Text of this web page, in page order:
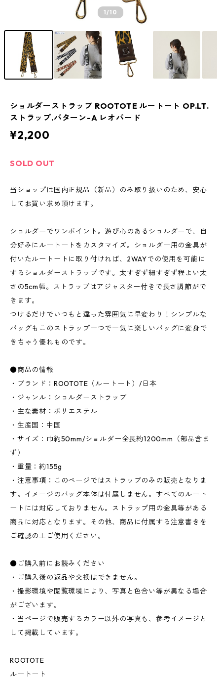
1/10
ショルダーストラップ ROOTOTE ルートート OP.LT.
ストラップ.パターン-A レオパード
¥2,200
SOLD OUT
当ショップは国内正規品（新品）のみ取り扱いのため、安心
してお買い求め頂けます。
ショルダーでワンポイント。遊び心のあるショルダーで、自
分好みにルートートをカスタマイズ。ショルダー用の金具が
付いたルートートに取り付ければ、2WAYでの使用を可能に
するショルダーストラップです。太すぎず細すぎず程よい太
さの5cm幅。ストラップはアジャスター付きで長さ調節がで
きます。
つけるだけでいつもと違った雰囲気に早変わり！シンプルな
バッグもこのストラップ一つで一気に楽しいバッグに変身で
きちゃう優れものです。
●商品の情報
・ブランド：ROOTOTE（ルートート）/日本
・ジャンル：ショルダーストラップ
・主な素材：ポリエステル
・生産国：中国
・サイズ：巾約50mm/ショルダー全長約1200mm（部品含ま
ず）
・重量：約155g
・注意事項：このページではストラップのみの販売となりま
す。イメージのバッグ本体は付属しません。すべてのルート
ートには対応しておりません。ストラップ用の金具等がある
商品に対応となります。その他、商品に付属する注意書きを
ご確認の上ご使用ください。
●ご購入前にお読みください
・ご購入後の返品や交換はできません。
・撮影環境や閲覧環境により、写真と色合い等が異なる場合
がございます。
・当ページで販売するカラー以外の写真も、参考イメージと
して掲載しています。
ROOTOTE
ルートート